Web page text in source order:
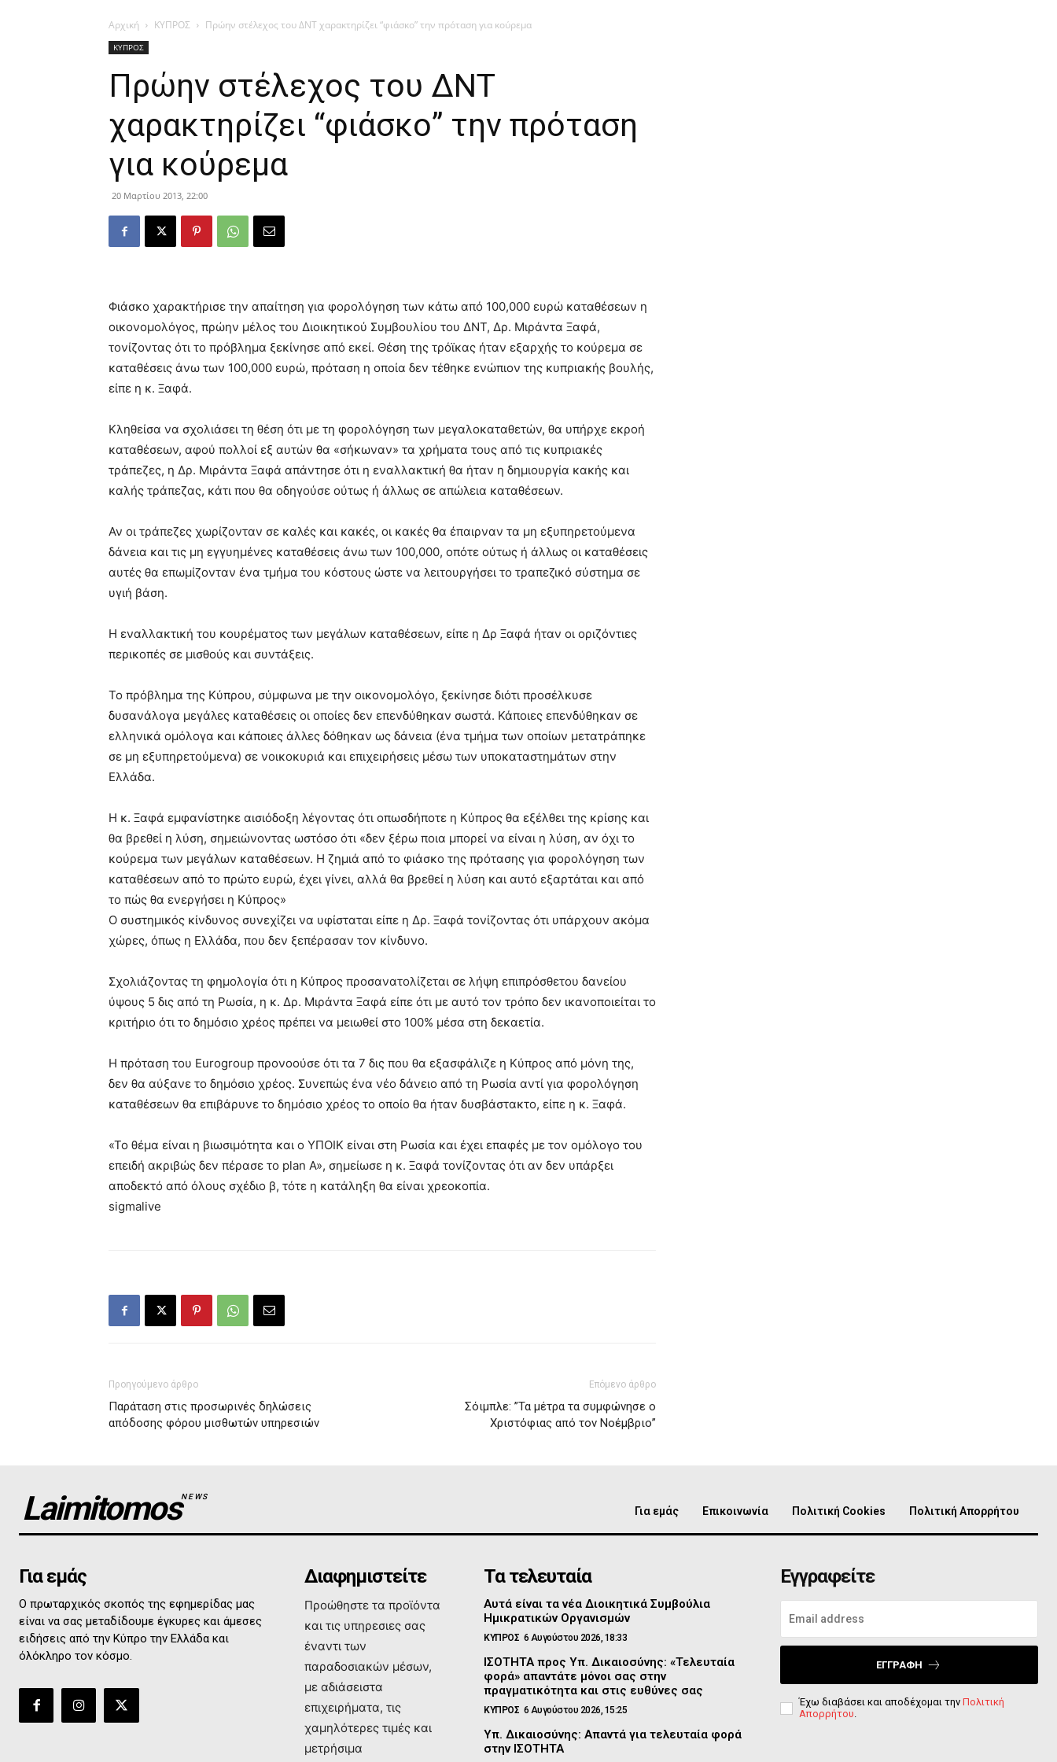
Αρχική ΚΥΠΡΟΣ Πρώην στέλεχος του ΔΝΤ χαρακτηρίζει “φιάσκο” την πρόταση για κούρεμα
ΚΥΠΡΟΣ
Πρώην στέλεχος του ΔΝΤ
χαρακτηρίζει “φιάσκο” την πρόταση
για κούρεμα
20 Μαρτίου 2013, 22:00
Φιάσκο χαρακτήρισε την απαίτηση για φορολόγηση των κάτω από 100,000 ευρώ καταθέσεων η
οικονομολόγος, πρώην μέλος του Διοικητικού Συμβουλίου του ΔΝΤ, Δρ. Μιράντα Ξαφά,
τονίζοντας ότι το πρόβλημα ξεκίνησε από εκεί. Θέση της τρόϊκας ήταν εξαρχής το κούρεμα σε
καταθέσεις άνω των 100,000 ευρώ, πρόταση η οποία δεν τέθηκε ενώπιον της κυπριακής βουλής,
είπε η κ. Ξαφά.
Κληθείσα να σχολιάσει τη θέση ότι με τη φορολόγηση των μεγαλοκαταθετών, θα υπήρχε εκροή
καταθέσεων, αφού πολλοί εξ αυτών θα «σήκωναν» τα χρήματα τους από τις κυπριακές
τράπεζες, η Δρ. Μιράντα Ξαφά απάντησε ότι η εναλλακτική θα ήταν η δημιουργία κακής και
καλής τράπεζας, κάτι που θα οδηγούσε ούτως ή άλλως σε απώλεια καταθέσεων.
Αν οι τράπεζες χωρίζονταν σε καλές και κακές, οι κακές θα έπαιρναν τα μη εξυπηρετούμενα
δάνεια και τις μη εγγυημένες καταθέσεις άνω των 100,000, οπότε ούτως ή άλλως οι καταθέσεις
αυτές θα επωμίζονταν ένα τμήμα του κόστους ώστε να λειτουργήσει το τραπεζικό σύστημα σε
υγιή βάση.
Η εναλλακτική του κουρέματος των μεγάλων καταθέσεων, είπε η Δρ Ξαφά ήταν οι οριζόντιες
περικοπές σε μισθούς και συντάξεις.
Το πρόβλημα της Κύπρου, σύμφωνα με την οικονομολόγο, ξεκίνησε διότι προσέλκυσε
δυσανάλογα μεγάλες καταθέσεις οι οποίες δεν επενδύθηκαν σωστά. Κάποιες επενδύθηκαν σε
ελληνικά ομόλογα και κάποιες άλλες δόθηκαν ως δάνεια (ένα τμήμα των οποίων μετατράπηκε
σε μη εξυπηρετούμενα) σε νοικοκυριά και επιχειρήσεις μέσω των υποκαταστημάτων στην
Ελλάδα.
Η κ. Ξαφά εμφανίστηκε αισιόδοξη λέγοντας ότι οπωσδήποτε η Κύπρος θα εξέλθει της κρίσης και
θα βρεθεί η λύση, σημειώνοντας ωστόσο ότι «δεν ξέρω ποια μπορεί να είναι η λύση, αν όχι το
κούρεμα των μεγάλων καταθέσεων. Η ζημιά από το φιάσκο της πρότασης για φορολόγηση των
καταθέσεων από το πρώτο ευρώ, έχει γίνει, αλλά θα βρεθεί η λύση και αυτό εξαρτάται και από
το πώς θα ενεργήσει η Κύπρος»
Ο συστημικός κίνδυνος συνεχίζει να υφίσταται είπε η Δρ. Ξαφά τονίζοντας ότι υπάρχουν ακόμα
χώρες, όπως η Ελλάδα, που δεν ξεπέρασαν τον κίνδυνο.
Σχολιάζοντας τη φημολογία ότι η Κύπρος προσανατολίζεται σε λήψη επιπρόσθετου δανείου
ύψους 5 δις από τη Ρωσία, η κ. Δρ. Μιράντα Ξαφά είπε ότι με αυτό τον τρόπο δεν ικανοποιείται το
κριτήριο ότι το δημόσιο χρέος πρέπει να μειωθεί στο 100% μέσα στη δεκαετία.
Η πρόταση του Eurogroup προνοούσε ότι τα 7 δις που θα εξασφάλιζε η Κύπρος από μόνη της,
δεν θα αύξανε το δημόσιο χρέος. Συνεπώς ένα νέο δάνειο από τη Ρωσία αντί για φορολόγηση
καταθέσεων θα επιβάρυνε το δημόσιο χρέος το οποίο θα ήταν δυσβάστακτο, είπε η κ. Ξαφά.
«Το θέμα είναι η βιωσιμότητα και ο ΥΠΟΙΚ είναι στη Ρωσία και έχει επαφές με τον ομόλογο του
επειδή ακριβώς δεν πέρασε το plan Α», σημείωσε η κ. Ξαφά τονίζοντας ότι αν δεν υπάρξει
αποδεκτό από όλους σχέδιο β, τότε η κατάληξη θα είναι χρεοκοπία.
sigmalive
Προηγούμενο άρθρο
Παράταση στις προσωρινές δηλώσεις
απόδοσης φόρου μισθωτών υπηρεσιών
Επόμενο άρθρο
Σόιμπλε: ”Τα μέτρα τα συμφώνησε ο
Χριστόφιας από τον Νοέμβριο”
LaimitomosNEWS
Για εμάς Επικοινωνία Πολιτική Cookies Πολιτική Απορρήτου
Για εμάς
Ο πρωταρχικός σκοπός της εφημερίδας μας
είναι να σας μεταδίδουμε έγκυρες και άμεσες
ειδήσεις από την Κύπρο την Ελλάδα και
όλόκληρο τον κόσμο.
Διαφημιστείτε
Προώθηστε τα προϊόντα
και τις υπηρεσιες σας
έναντι των
παραδοσιακών μέσων,
με αδιάσειστα
επιχειρήματα, τις
χαμηλότερες τιμές και
μετρήσιμα
Τα τελευταία
Αυτά είναι τα νέα Διοικητικά Συμβούλια
Ημικρατικών Οργανισμών
ΚΥΠΡΟΣ 6 Αυγούστου 2026, 18:33
ΙΣΟΤΗΤΑ προς Υπ. Δικαιοσύνης: «Τελευταία
φορά» απαντάτε μόνοι σας στην
πραγματικότητα και στις ευθύνες σας
ΚΥΠΡΟΣ 6 Αυγούστου 2026, 15:25
Υπ. Δικαιοσύνης: Απαντά για τελευταία φορά
στην ΙΣΟΤΗΤΑ
Εγγραφείτε
ΕΓΓΡΑΦΉ
Έχω διαβάσει και αποδέχομαι την Πολιτική
Απορρήτου.